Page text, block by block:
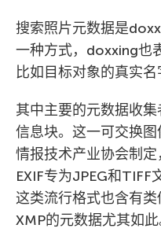
搜索照片元数据是
一种方式，doxxing也
比如目标对象的真实名
其中主要的元数据收
信息块。这一可交换
情报技术产业协会制定
EXIF专为JPEG和TIFF
这类流行格式也含有
XMP的元数据尤其如